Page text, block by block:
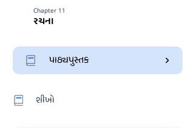
રચના
Chapter 11
શીખો
પાઠ્યપુસ્તક